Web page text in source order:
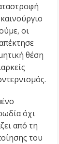
οι
θέση
όχι
από τη
του